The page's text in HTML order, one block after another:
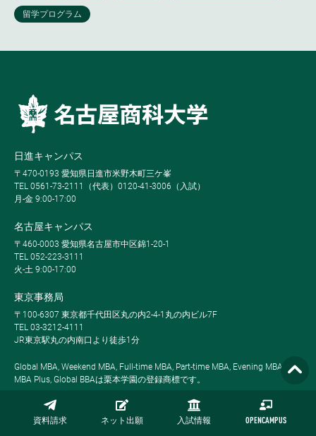
資料請求 ネット出願 入試情報 OPENCAMPUS
日進キャンパス
〒470-0193 愛知県日進市米野木町三ケ峯
TEL 0561-73-2111（代表）0120-41-3006（入試）
月-金 9:00-17:00
名古屋キャンパス
〒460-0003 愛知県名古屋市中区錦1-20-1
TEL 052-223-3111
火-土 9:00-17:00
東京事務局
〒100-6307 東京都千代田区丸の内2-4-1丸の内ビル7F
TEL 03-3212-4111
JR東京駅丸の内南口より徒歩1分
Global MBA, Weekend MBA, Full-time MBA, Part-time MBA, Evening MBA,
MBA Plus, Global BBAは栗本学園の登録商標です。